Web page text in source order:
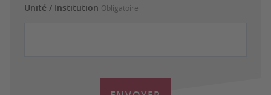
Unité / Institution Obligatoire